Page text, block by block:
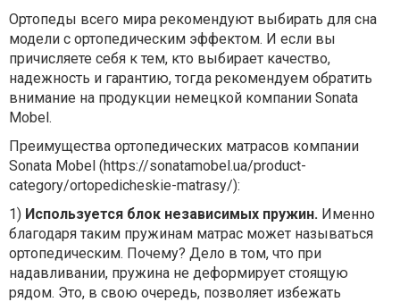
Ортопеды всего мира рекомендуют выбирать для сна
модели с ортопедическим эффектом. И если вы
причисляете себя к тем, кто выбирает качество,
надежность и гарантию, тогда рекомендуем обратить
внимание на продукции немецкой компании Sonata
Mobel.
Преимущества ортопедических матрасов компании
Sonata Mobel (https://sonatamobel.ua/product-
category/ortopedicheskie-matrasy/):
1) Используется блок независимых пружин. Именно
благодаря таким пружинам матрас может называться
ортопедическим. Почему? Дело в том, что при
надавливании, пружина не деформирует стоящую
рядом. Это, в свою очередь, позволяет избежать